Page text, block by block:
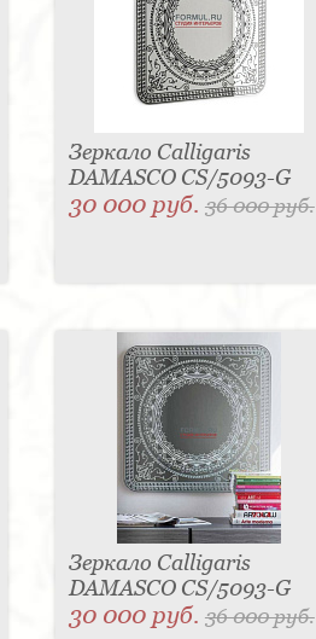
Зеркало Calligaris
DAMASCO CS/5093-G
30 000 руб. 36 000 руб.
Зеркало Calligaris
DAMASCO CS/5093-G
30 000 руб. 36 000 руб.